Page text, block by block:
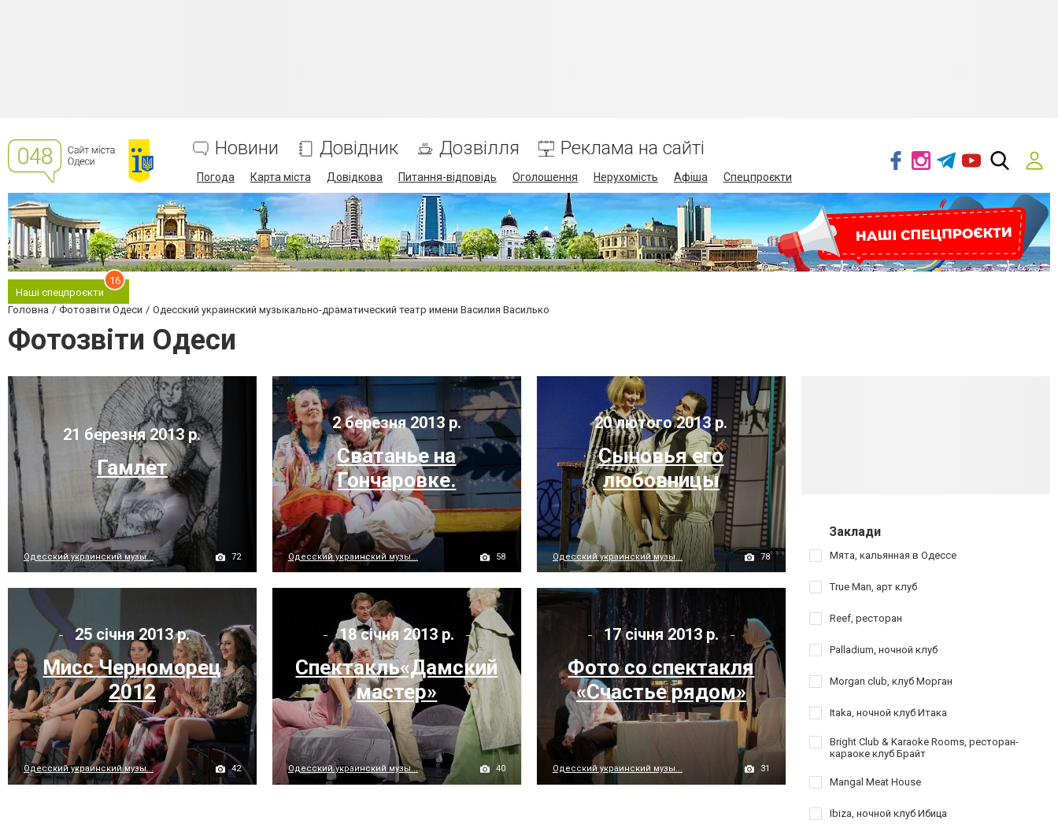
Новини Довідник Дозвілля Реклама на сайті
Погода Карта міста Довідкова Питання-відповідь Оголошення Нерухомість Афіша Спецпроєкти
Наші спецпроєкти
16
Головна Фотозвіти Одеси Одесский украинский музыкально-драматический театр имени Василия Василько
Фотозвіти Одеси
21 березня 2013 р.
Гамлет
Одесский украинский музы... 72
2 березня 2013 р.
Сватанье на
Гончаровке.
Одесский украинский музы... 58
20 лютого 2013 р.
Сыновья его
любовницы
Одесский украинский музы... 78
25 січня 2013 р.
Мисс Черноморец
2012
Одесский украинский музы... 42
18 січня 2013 р.
Спектакль«Дамский
мастер»
Одесский украинский музы... 40
17 січня 2013 р.
Фото со спектакля
«Счастье рядом»
Одесский украинский музы... 31
Заклади
Мята, кальянная в Одессе
True Man, арт клуб
Reef, ресторан
Palladium, ночной клуб
Morgan club, клуб Морган
Itaka, ночной клуб Итака
Bright Club & Karaoke Rooms, ресторан-
караоке клуб Брайт
Mangal Meat House
Ibiza, ночной клуб Ибица